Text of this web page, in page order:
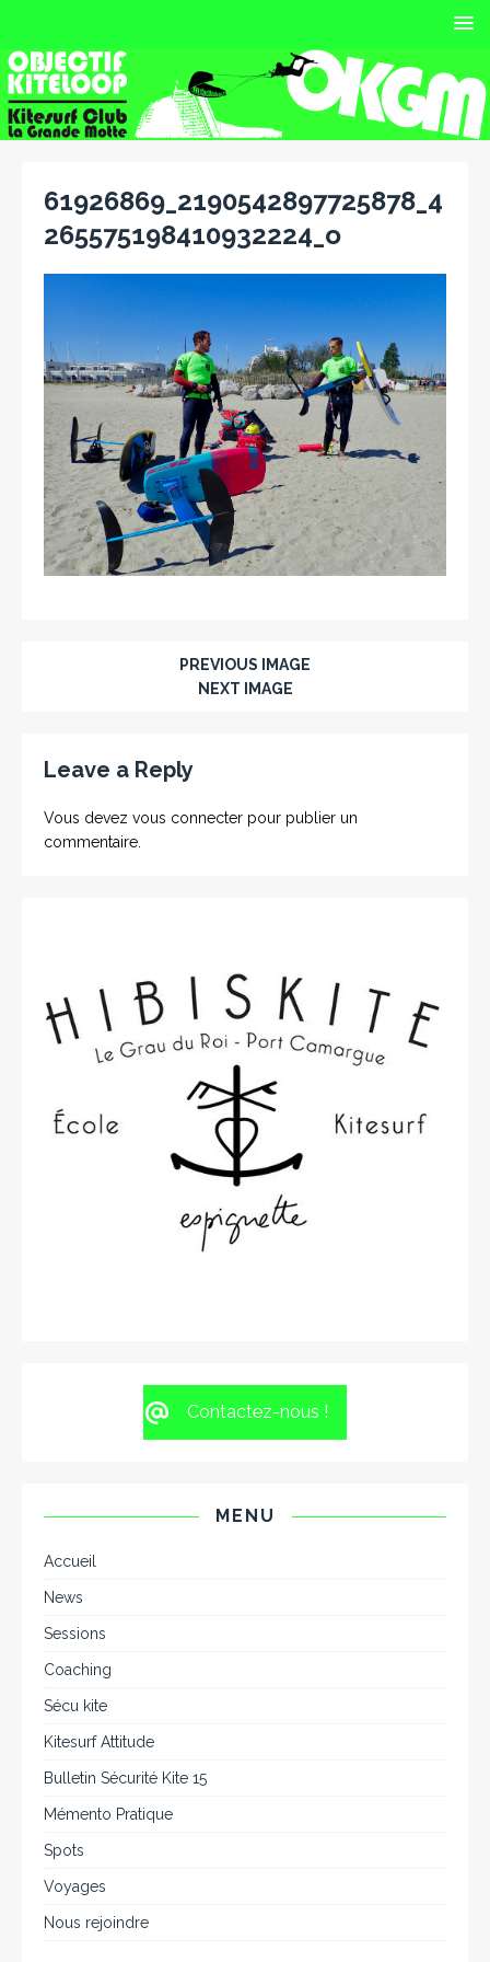
61926869_2190542897725878_4
265575198410932224_o
PREVIOUS IMAGE
NEXT IMAGE
Leave a Reply
Vous devez vous connecter pour publier un
commentaire.
Contactez-nous !
MENU
Accueil
News
Sessions
Coaching
Sécu kite
Kitesurf Attitude
Bulletin Sécurité Kite 15
Mémento Pratique
Spots
Voyages
Nous rejoindre